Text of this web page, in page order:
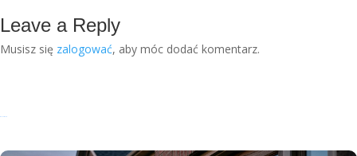
Leave a Reply
Musisz się zalogować, aby móc dodać komentarz.